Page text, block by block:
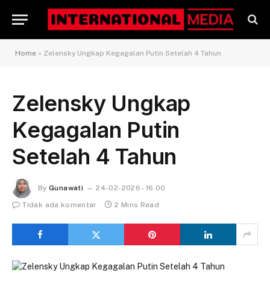
Home » Zelensky Ungkap Kegagalan Putin Setelah 4 Tahun
Zelensky Ungkap
Kegagalan Putin
Setelah 4 Tahun
By Gunawati
24-02-2026 - 16.00
Tidak ada komentar
2 Mins Read